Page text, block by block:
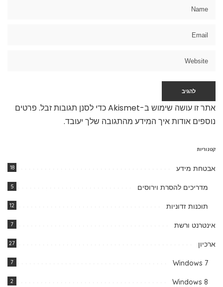
אתר זו עושה שימוש ב-Akismet כדי לסנן תגובות זבל.
פרטים
נוספים אודות איך המידע מהתגובה שלך יעובד.
קטגוריות
אבטחת מידע 18
מדריכים להסרת וירוסים 5
תוכנות זדוניות 12
אינטרנט ורשת 7
ארכיון 27
Windows 7
7
Windows 8
2